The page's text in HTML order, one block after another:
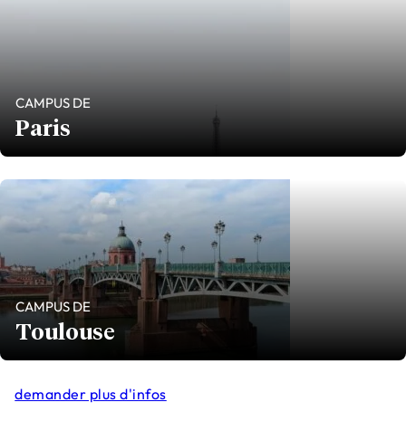
CAMPUS DE
Paris
CAMPUS DE
Toulouse
demander plus d'infos